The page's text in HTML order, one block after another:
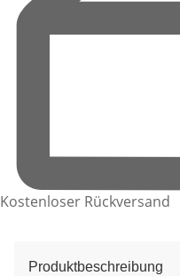
Kostenloser Rückversand
Produktbeschreibung